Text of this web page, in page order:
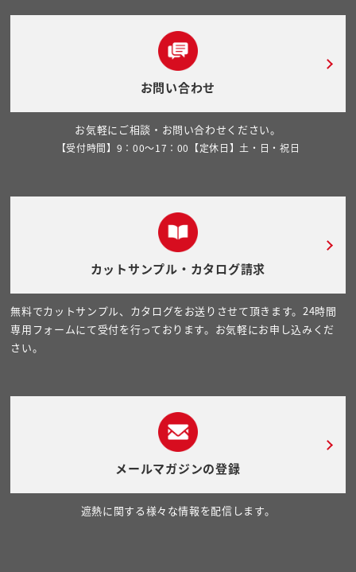
お問い合わせ
お気軽にご相談・お問い合わせください。
【受付時間】9：00～17：00【定休日】土・日・祝日
カットサンプル・カタログ請求
無料でカットサンプル、カタログをお送りさせて頂きます。24時間
専用フォームにて受付を行っております。お気軽にお申し込みくだ
さい。
メールマガジンの登録
遮熱に関する様々な情報を配信します。